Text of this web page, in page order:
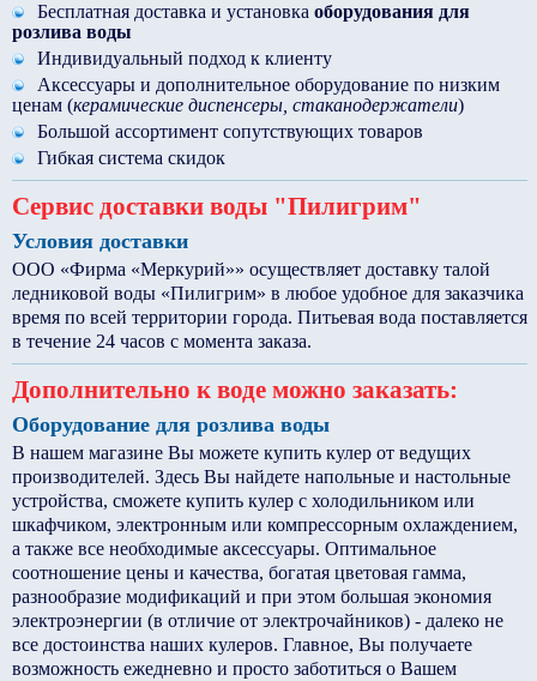
Бесплатная доставка и установка оборудования для
розлива воды
Индивидуальный подход к клиенту
Аксессуары и дополнительное оборудование по низким
ценам (керамические диспенсеры, стаканодержатели)
Большой ассортимент сопутствующих товаров
Гибкая система скидок
Сервис доставки воды "Пилигрим"
Условия доставки
ООО «Фирма «Меркурий»» осуществляет доставку талой
ледниковой воды «Пилигрим» в любое удобное для заказчика
время по всей территории города. Питьевая вода поставляется
в течение 24 часов с момента заказа.
Дополнительно к воде можно заказать:
Оборудование для розлива воды
В нашем магазине Вы можете купить кулер от ведущих
производителей. Здесь Вы найдете напольные и настольные
устройства, сможете купить кулер с холодильником или
шкафчиком, электронным или компрессорным охлаждением,
а также все необходимые аксессуары. Оптимальное
соотношение цены и качества, богатая цветовая гамма,
разнообразие модификаций и при этом большая экономия
электроэнергии (в отличие от электрочайников) - далеко не
все достоинства наших кулеров. Главное, Вы получаете
возможность ежедневно и просто заботиться о Вашем